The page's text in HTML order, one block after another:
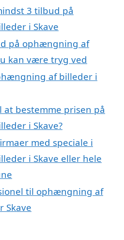
3 tilbud på
i Skave
på ophængning af
kan være tryg ved
af billeder i
at bestemme prisen på
i Skave?
med speciale i
i Skave eller hele
til ophængning af
Skave